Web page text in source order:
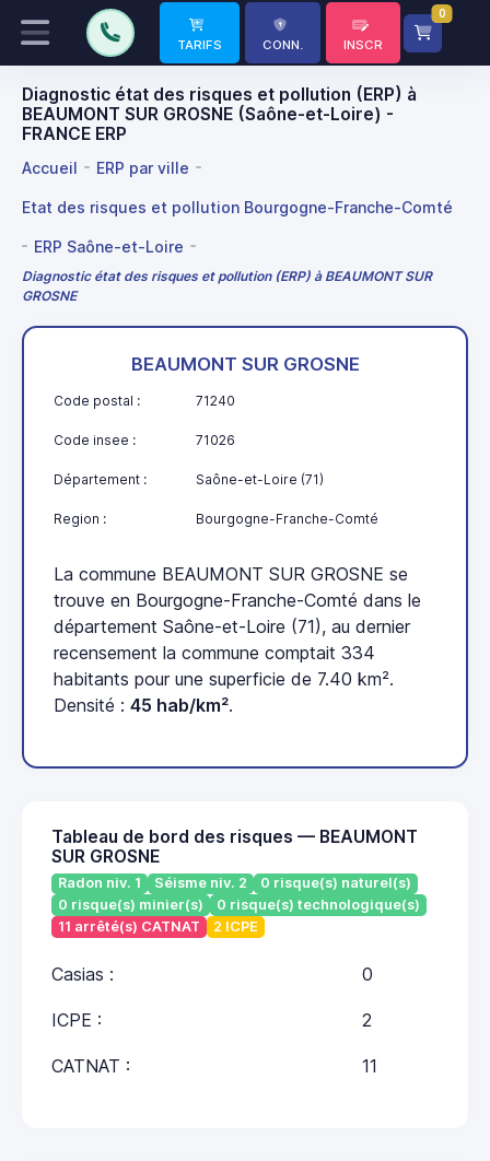
TARIFS CONN. INSCR
0
Diagnostic état des risques et pollution (ERP) à
BEAUMONT SUR GROSNE (Saône-et-Loire) -
FRANCE ERP
Accueil ERP par ville
Etat des risques et pollution Bourgogne-Franche-Comté
ERP Saône-et-Loire
Diagnostic état des risques et pollution (ERP) à BEAUMONT SUR
GROSNE
BEAUMONT SUR GROSNE
Code postal : 71240
Code insee : 71026
Département : Saône-et-Loire (71)
Region : Bourgogne-Franche-Comté
La commune BEAUMONT SUR GROSNE se
trouve en Bourgogne-Franche-Comté dans le
département Saône-et-Loire (71), au dernier
recensement la commune comptait 334
habitants pour une superficie de 7.40 km².
Densité : 45 hab/km².
Tableau de bord des risques — BEAUMONT
SUR GROSNE
Radon niv. 1 Séisme niv. 2
0 risque(s) naturel(s)
0 risque(s) minier(s)
0 risque(s) technologique(s)
11 arrêté(s) CATNAT
2 ICPE
Casias : 0
ICPE : 2
CATNAT : 11